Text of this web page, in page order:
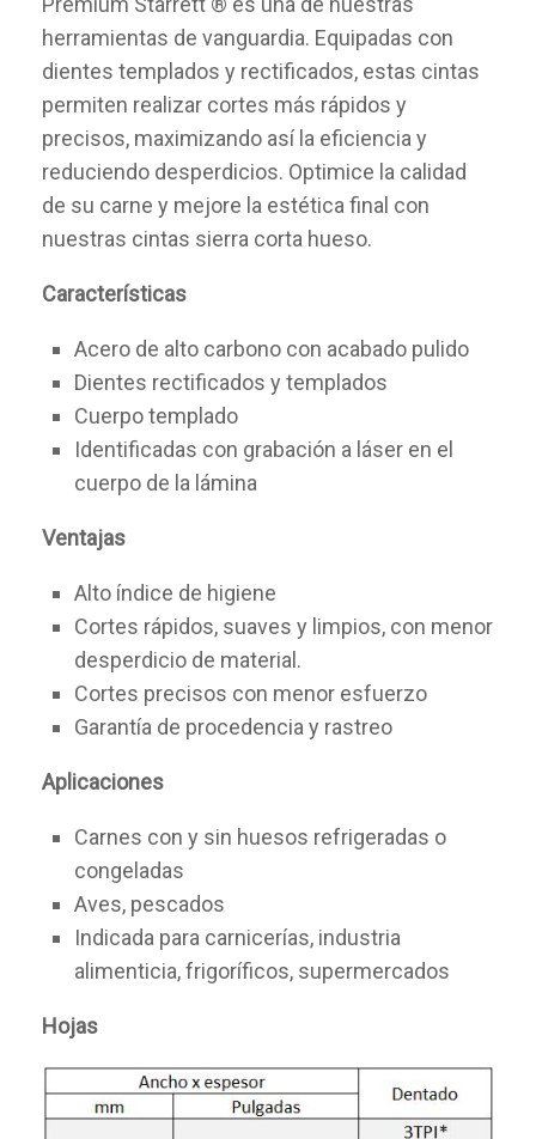
herramientas de vanguardia. Equipadas con
dientes templados y rectificados, estas cintas
permiten realizar cortes más rápidos y
precisos, maximizando así la eficiencia y
reduciendo desperdicios. Optimice la calidad
de su carne y mejore la estética final con
nuestras cintas sierra corta hueso.
Características
Acero de alto carbono con acabado pulido
Dientes rectificados y templados
Cuerpo templado
Identificadas con grabación a láser en el
cuerpo de la lámina
Ventajas
Alto índice de higiene
Cortes rápidos, suaves y limpios, con menor
desperdicio de material.
Cortes precisos con menor esfuerzo
Garantía de procedencia y rastreo
Aplicaciones
Carnes con y sin huesos refrigeradas o
congeladas
Aves, pescados
Indicada para carnicerías, industria
alimenticia, frigoríficos, supermercados
Hojas